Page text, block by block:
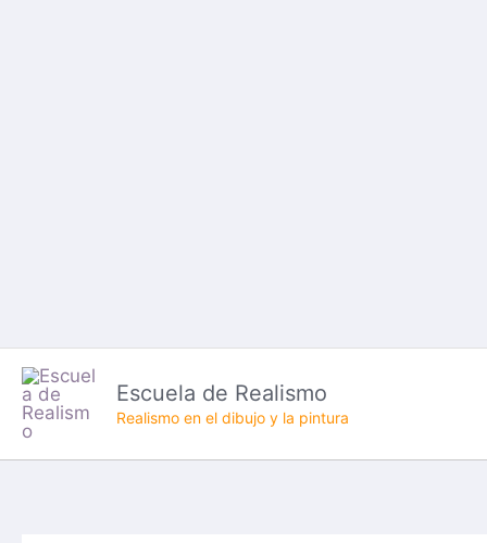
Escuela de Realismo
Realismo en el dibujo y la pintura